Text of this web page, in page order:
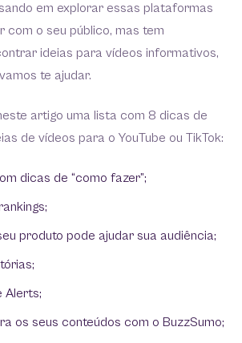
em explorar essas plataformas
com o seu público, mas tem
ideias para vídeos informativos,
te ajudar.
artigo uma lista com 8 dicas de
de vídeos para o YouTube ou TikTok:
dicas de “como fazer”;
produto pode ajudar sua audiência;
Alerts;
os seus conteúdos com o BuzzSumo;